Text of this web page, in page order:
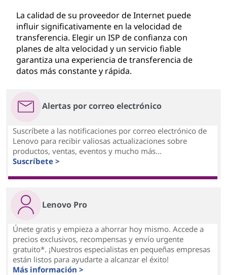
La calidad de su proveedor de Internet puede
influir significativamente en la velocidad de
transferencia. Elegir un ISP de confianza con
planes de alta velocidad y un servicio fiable
garantiza una experiencia de transferencia de
datos más constante y rápida.
Alertas por correo electrónico
Suscríbete a las notificaciones por correo electrónico de
Lenovo para recibir valiosas actualizaciones sobre
productos, ventas, eventos y mucho más...
Suscríbete >
Lenovo Pro
Únete gratis y empieza a ahorrar hoy mismo. Accede a
precios exclusivos, recompensas y envío urgente
gratuito*. ¡Nuestros especialistas en pequeñas empresas
están listos para ayudarte a alcanzar el éxito!
Más información >